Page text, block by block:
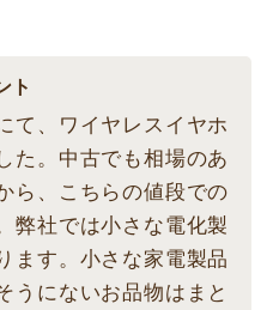
ト
て、ワイヤレスイヤホ
た。中古でも相場のあ
ら、こちらの値段での
弊社では小さな電化製
ます。小さな家電製品
うにないお品物はまと